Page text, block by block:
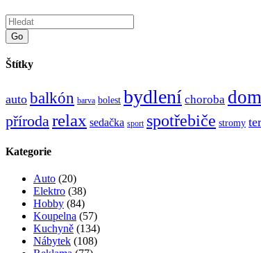
Go
Štítky
auto balkón barva bolest bydlení choroba
příroda relax sedačka sport spotřebiče stromy
Kategorie
Auto (20)
Elektro (38)
Hobby (84)
Koupelna (57)
Kuchyně (134)
Nábytek (108)